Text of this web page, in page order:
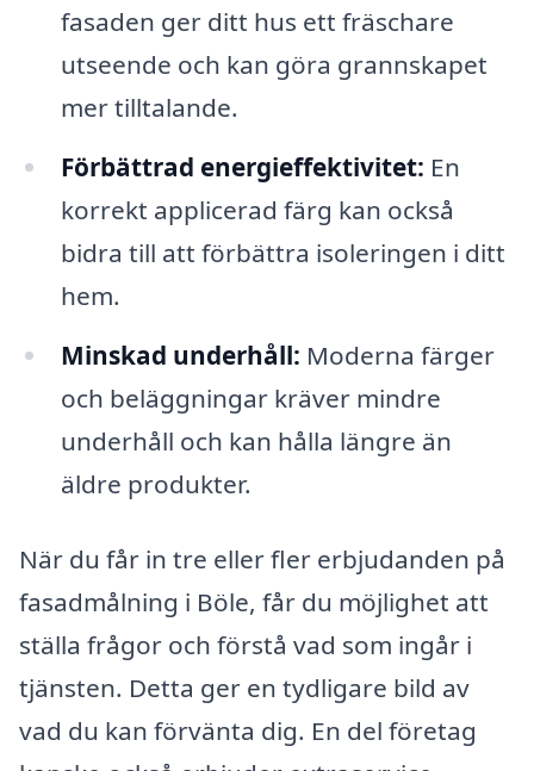
fasaden ger ditt hus ett fräschare
utseende och kan göra grannskapet
mer tilltalande.
Förbättrad energieffektivitet: En
korrekt applicerad färg kan också
bidra till att förbättra isoleringen i ditt
hem.
Minskad underhåll: Moderna färger
och beläggningar kräver mindre
underhåll och kan hålla längre än
äldre produkter.
När du får in tre eller fler erbjudanden på
fasadmålning i Böle, får du möjlighet att
ställa frågor och förstå vad som ingår i
tjänsten. Detta ger en tydligare bild av
vad du kan förvänta dig. En del företag